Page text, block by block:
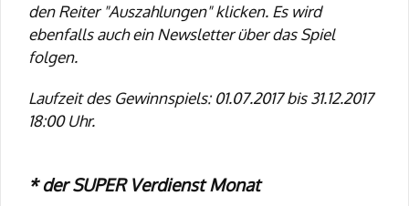
den Reiter "Auszahlungen" klicken. Es wird
ebenfalls auch ein Newsletter über das Spiel
folgen.
Laufzeit des Gewinnspiels: 01.07.2017 bis 31.12.2017
18:00 Uhr.
* der SUPER Verdienst Monat